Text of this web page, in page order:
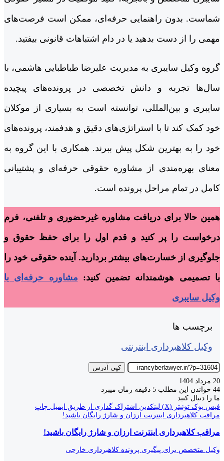
شماست. بدون راهنمایی حرفه‌ای، ممکن است فرصت‌های
مهمی را از دست بدهید یا در دام اشتباهات قانونی بیفتید.
گروه وکیل سایبری به مدیریت علیرضا طباطبایی هاشمی، با
سال‌ها تجربه و دانش تخصصی در پرونده‌های پیچیده
سایبری و بین‌المللی، توانسته است به بسیاری از موکلان
خود کمک کند تا با استراتژی‌های دقیق و هدفمند، پرونده‌های
خود را به بهترین شکل پیش ببرند. همکاری با این گروه به
معنای بهره‌مندی از مشاوره حقوقی حرفه‌ای و پشتیبانی
کامل در تمام مراحل پرونده است.
همین حالا برای دریافت مشاوره غیرحضوری و تلفنی، فرم
درخواست را پر کنید و قدم اول را برای حفظ حقوق و
جلوگیری از خسارت‌های بیشتر بردارید. آینده حقوقی خود را
با تصمیمی هوشمندانه تضمین کنید: مشاوره حرفه‌ای با
وکیل سایبری
برچسب ها
وکیل کلاهبرداری اینترنتی
کپی آدرس
20 مرداد 1404
44 خواندن این مطلب 5 دقیقه زمان میبرد
ما را دنبال کنید
فیس بوک توئیتر (X) لینکدین اشتراک گذاری از طریق ایمیل چاپ
مراقب کلاهبرداری اینترنت ارزان و شارژ رایگان باشید!
مراقب کلاهبرداری اینترنت ارزان و شارژ رایگان باشید!
وکیل متخصص برای پیگیری پرونده کلاهبرداری خارجی